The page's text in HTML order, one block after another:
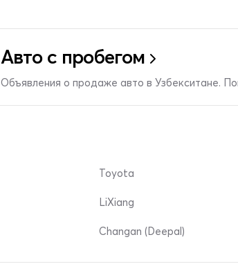
Авто с пробегом
Объявления о продаже авто в Узбекситане.
Toyota
LiXiang
Changan (Deepal)